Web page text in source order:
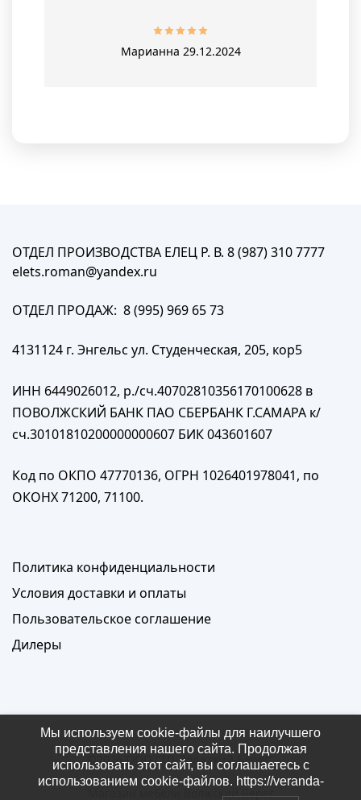
Марианна 29.12.2024
ОТДЕЛ ПРОИЗВОДСТВА ЕЛЕЦ Р. В. 8 (987) 310 7777
elets.roman@yandex.ru
ОТДЕЛ ПРОДАЖ: 8 (995) 969 65 73
4131124 г. Энгельс ул. Студенческая, 205, кор5
ИНН 6449026012, р./сч.40702810356170100628 в
ПОВОЛЖСКИЙ БАНК ПАО СБЕРБАНК Г.САМАРА к/
сч.30101810200000000607 БИК 043601607
Код по ОКПО 47770136, ОГРН 1026401978041, по
ОКОНХ 71200, 71100.
Политика конфиденциальности
Условия доставки и оплаты
Пользовательское соглашение
Дилеры
©2026ООО "ТП-Волжский Берег"
Магазин мебели Волжский Берег
Мы используем cookie-файлы для наилучшего
представления нашего сайта. Продолжая
использовать этот сайт, вы соглашаетесь с
использованием cookie-файлов. https://veranda-